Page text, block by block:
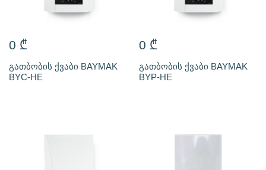
0 ₾
გათბობის ქვაბი BAYMAK
BYC-HE
0 ₾
გათბობის ქვაბი BAYMAK
BYP-HE